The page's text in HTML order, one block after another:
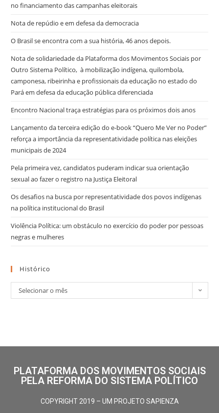
no financiamento das campanhas eleitorais
Nota de repúdio e em defesa da democracia
O Brasil se encontra com a sua história, 46 anos depois.
Nota de solidariedade da Plataforma dos Movimentos Sociais por
Outro Sistema Político, à mobilização indígena, quilombola,
camponesa, ribeirinha e profissionais da educação no estado do
Pará em defesa da educação pública diferenciada
Encontro Nacional traça estratégias para os próximos dois anos
Lançamento da terceira edição do e-book “Quero Me Ver no Poder”
reforça a importância da representatividade política nas eleições
municipais de 2024
Pela primeira vez, candidatos puderam indicar sua orientação
sexual ao fazer o registro na Justiça Eleitoral
Os desafios na busca por representatividade dos povos indígenas
na política institucional do Brasil
Violência Política: um obstáculo no exercício do poder por pessoas
negras e mulheres
Histórico
Selecionar o mês
PLATAFORMA DOS MOVIMENTOS SOCIAIS
PELA REFORMA DO SISTEMA POLÍTICO
COPYRIGHT 2019 – UM PROJETO SAPIENZA